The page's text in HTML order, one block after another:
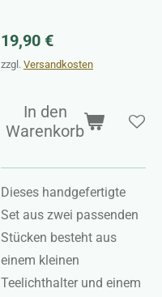
19,90 €
zzgl. Versandkosten
In den
Warenkorb
Dieses handgefertigte
Set aus zwei passenden
Stücken besteht aus
einem kleinen
Teelichthalter und einem